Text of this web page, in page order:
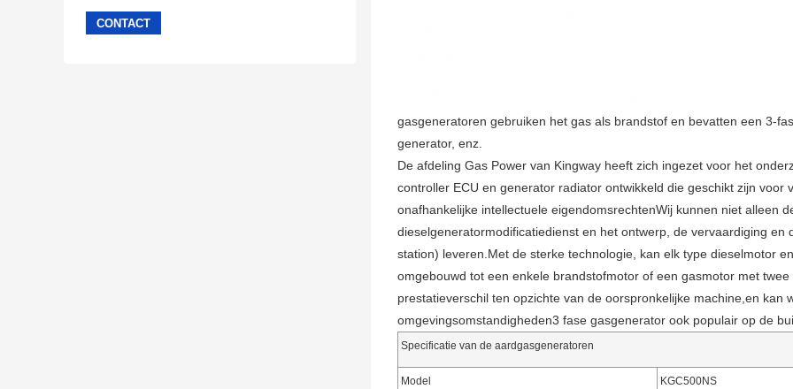
gasgeneratoren gebruiken het gas als brandstof en bevatten een 3-
generator, enz.
De afdeling Gas Power van Kingway heeft zich ingezet voor het
controller ECU en generator radiator ontwikkeld die geschikt zijn voor
onafhankelijke intellectuele eigendomsrechtenWij kunnen niet alleen
dieselgeneratormodificatiedienst en het ontwerp, de vervaardiging
station) leveren.Met de sterke technologie, kan elk type dieselmotor
omgebouwd tot een enkele brandstofmotor of een gasmotor met
prestatieverschil ten opzichte van de oorspronkelijke machine,en
omgevingsomstandigheden3 fase gasgenerator ook populair op de
Specificatie van de aardgasgeneratoren
Model KGC500NS